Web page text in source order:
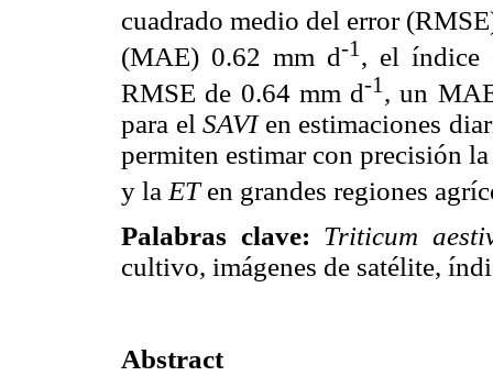
cuadrado medio del error
(MAE) 0.62 mm d-1 , el índice
RMSE de 0.64 mm d-1 , un
para elSAVIen estimaciones
permiten estimar con precisión
y la ETen grandes regiones
Palabras clave: Triticum
cultivo, imágenes de satélite,
Abstract